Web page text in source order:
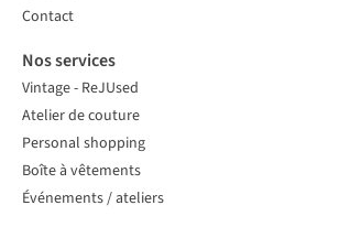
Contact
Nos services
Vintage - ReJUsed
Atelier de couture
Personal shopping
Boîte à vêtements
Événements / ateliers